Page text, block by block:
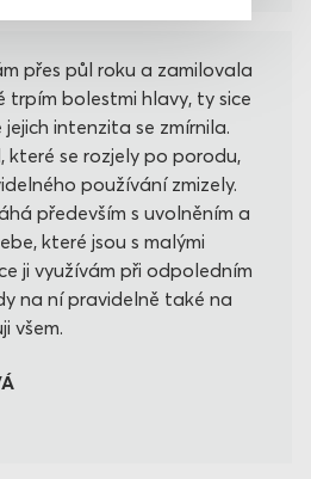
přes půl roku a zamilovala
trpím bolestmi hlavy, ty sice
intenzita se zmírnila.
které se rozjely po porodu,
používání zmizely.
především s uvolněním a
které jsou s malými
ji využívám při odpoledním
na ní pravidelně také na
všem.